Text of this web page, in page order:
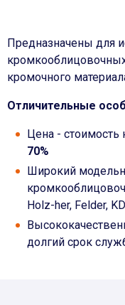
Предназначены для
кромочного
Отличительные
Цена - стоимость
70%
Широкий
Holz-her, Felder,
долгий срок